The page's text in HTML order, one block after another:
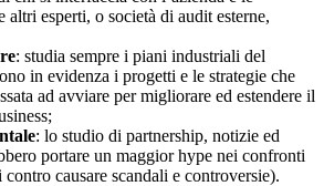
altri esperti, o società di audit esterne,
: studia sempre i piani industriali del
in evidenza i progetti e le strategie che
ad avviare per migliorare ed estendere il
: lo studio di partnership, notizie ed
portare un maggior hype nei confronti
contro causare scandali e controversie).